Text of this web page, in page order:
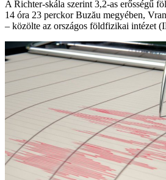
A Richter-skála szerint 3,2-as erősségű
14 óra 23 perckor Buzău megyében,
– közölte az országos földfizikai intézet